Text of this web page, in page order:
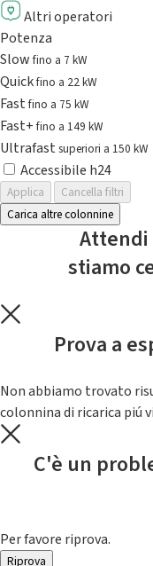
Altri operatori
Potenza
Slowfino a 7 kW
Quickfino a 22 kW
Fastfino a 75 kW
Fast+fino a 149 kW
Ultrafast superiori a 150 kW
Accessibile h24
Applica
Cancella filtri
Carica altre colonnine
Attendi
stiamo
Prova a
Non abbiamo trovato
colonnina di ricarica piú
C'è un
Per favore riprova.
Riprova